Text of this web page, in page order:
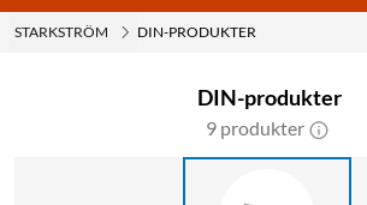
STARKSTRÖM DIN-PRODUKTER
DIN-produkter
9 produkter